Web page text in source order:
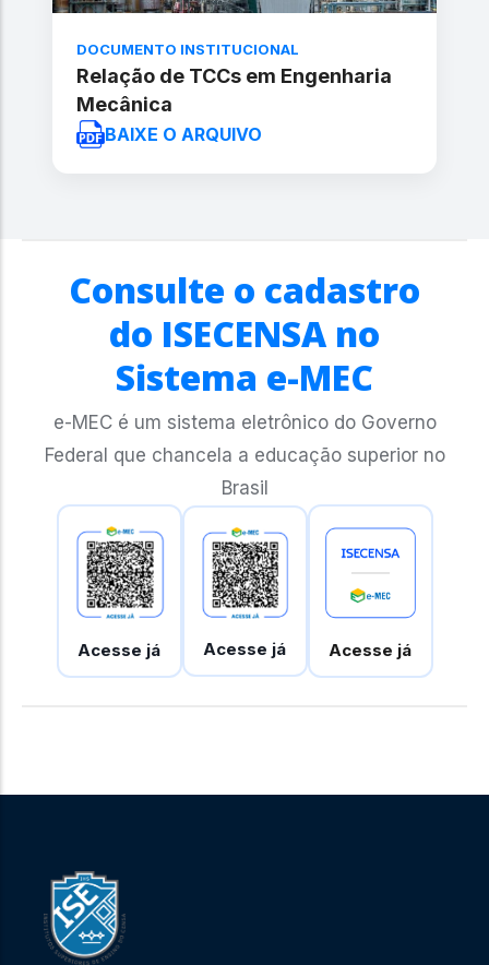
DOCUMENTO INSTITUCIONAL
Relação de TCCs em Engenharia
Mecânica
BAIXE O ARQUIVO
Consulte o cadastro
do ISECENSA no
Sistema e-MEC
e-MEC é um sistema eletrônico do Governo
Federal que chancela a educação superior no
Brasil
Acesse já Acesse já Acesse já